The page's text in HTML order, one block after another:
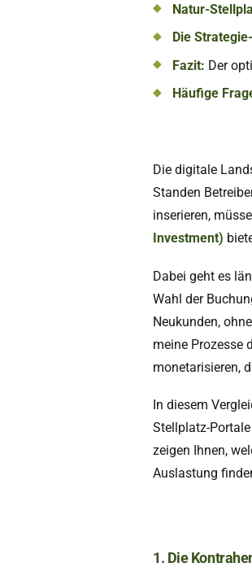
Natur-
Die
Fazit: Der
Häufige
Die digitale
Standen
inserieren,
Investment)
Dabei geht es
Wahl der
Neukunden,
meine Prozesse
monetarisieren,
In diesem
Stellplatz-
zeigen Ihnen,
Auslastung
1. Die